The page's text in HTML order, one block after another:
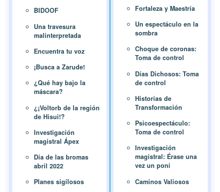
BIDOOF
Una travesura
malinterpretada
Encuentra tu voz
¡Busca a Zarude!
¿Qué hay bajo la
máscara?
¿¡Voltorb de la región
de Hisui!?
Investigación
magistral Ápex
Día de las bromas
abril 2022
Planes sigilosos
Fortaleza y Maestría
Un espectáculo en la
sombra
Choque de coronas:
Toma de control
Días Dichosos: Toma
de control
Historias de
Transformación
Psicoespectáculo:
Toma de control
Investigación
magistral: Érase una
vez un poni
Caminos Valiosos